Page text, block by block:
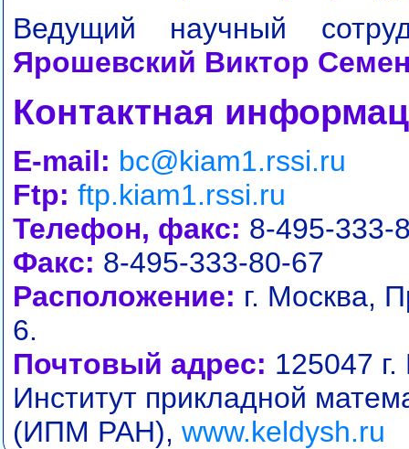
Ведущий научный
Ярошевский Виктор
Контактная
E-mail: bc@kiam1.rssi.ru
Ftp: ftp.kiam1.rssi.ru
Телефон, факс: 8-495-333-
Факс: 8-495-333-80-67
Расположение: г. Москва,
6.
Почтовый адрес: 125047
Институт прикладной
(ИПМ РАН), www.keldysh.ru